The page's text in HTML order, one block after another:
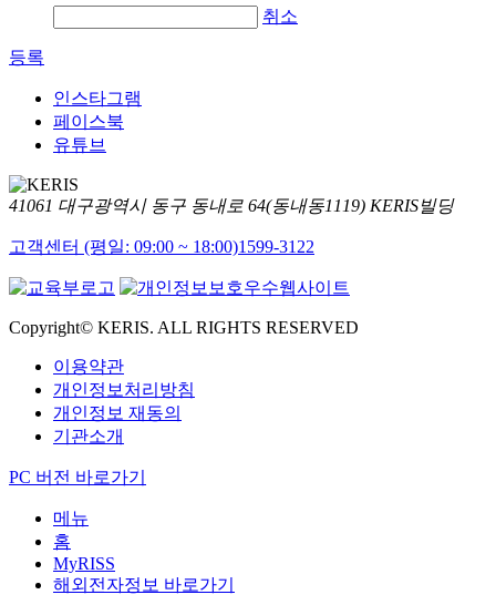
취소
등록
인스타그램
페이스북
유튜브
41061 대구광역시 동구 동내로 64(동내동1119) KERIS빌딩
고객센터 (평일: 09:00 ~ 18:00)1599-3122
Copyright© KERIS. ALL RIGHTS RESERVED
이용약관
개인정보처리방침
개인정보 재동의
기관소개
PC 버전 바로가기
메뉴
홈
MyRISS
해외전자정보 바로가기